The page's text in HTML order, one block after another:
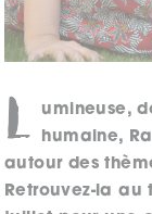
L
umineuse,
humaine,
autour des
Retrouvez-la au